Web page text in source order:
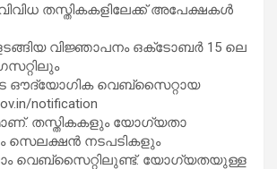
വിവിധ തസ്തികകളിലേക്ക് അപേക്ഷകള്‍
വിജ്ഞാപനം ഒക്‌ടോബര്‍ 15 ലെ
ഔദ്യോഗിക വെബ്‌സൈറ്റായ
notification
തസ്തികകളും യോഗ്യതാ
സെലക്ഷന്‍ നടപടികളും
വെബ്‌സൈറ്റിലുണ്ട്. യോഗ്യതയുള്ള